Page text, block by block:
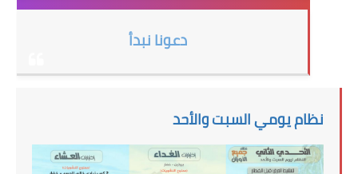
دعونا نبدأ
نظام يومي السبت والأحد